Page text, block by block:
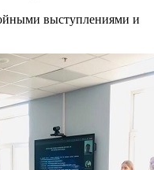
выступлениями и